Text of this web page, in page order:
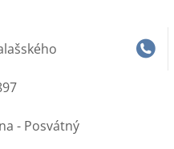
- Posvátný